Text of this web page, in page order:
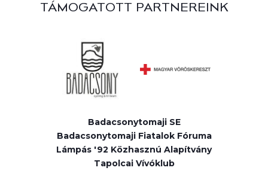
TÁMOGATOTT PARTNEREINK
Badacsonytomaji SE
Badacsonytomaji Fiatalok Fóruma
Lámpás '92 Közhasznú Alapítvány
Tapolcai Vívóklub